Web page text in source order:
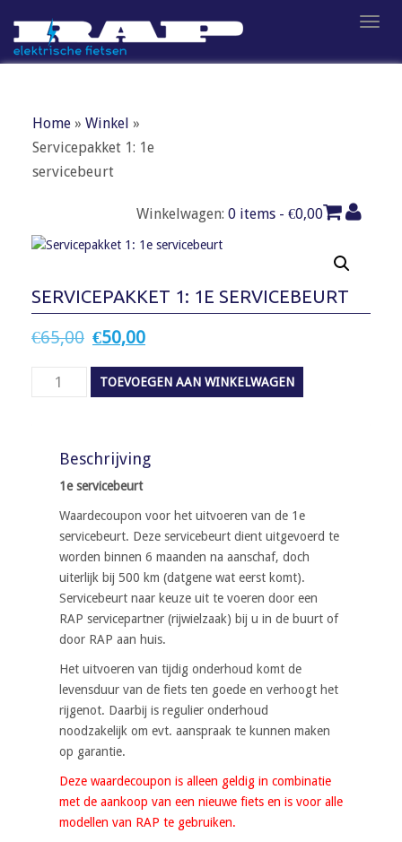
Home » Winkel »
Servicepakket 1: 1e
servicebeurt
Winkelwagen: 0 items - €0,00
SERVICEPAKKET 1: 1E SERVICEBEURT
€65,00 Oorspronkelijke
prijs
was:
€50,00Huidige
prijs
is:
Servicepakket
aantal
TOEVOEGEN AAN WINKELWAGEN
Beschrijving
1e servicebeurt
Waardecoupon voor het uitvoeren van de 1e
servicebeurt. Deze servicebeurt dient uitgevoerd te
worden binnen 6 maanden na aanschaf, doch
uiterlijk bij 500 km (datgene wat eerst komt).
Servicebeurt naar keuze uit te voeren door een
RAP servicepartner (rijwielzaak) bij u in de buurt of
door RAP aan huis.
Het uitvoeren van tijdig onderhoud komt de
levensduur van de fiets ten goede en verhoogt het
rijgenot. Daarbij is regulier onderhoud
noodzakelijk om evt. aanspraak te kunnen maken
op garantie.
Deze waardecoupon is alleen geldig in combinatie
met de aankoop van een nieuwe fiets en is voor alle
modellen van RAP te gebruiken.